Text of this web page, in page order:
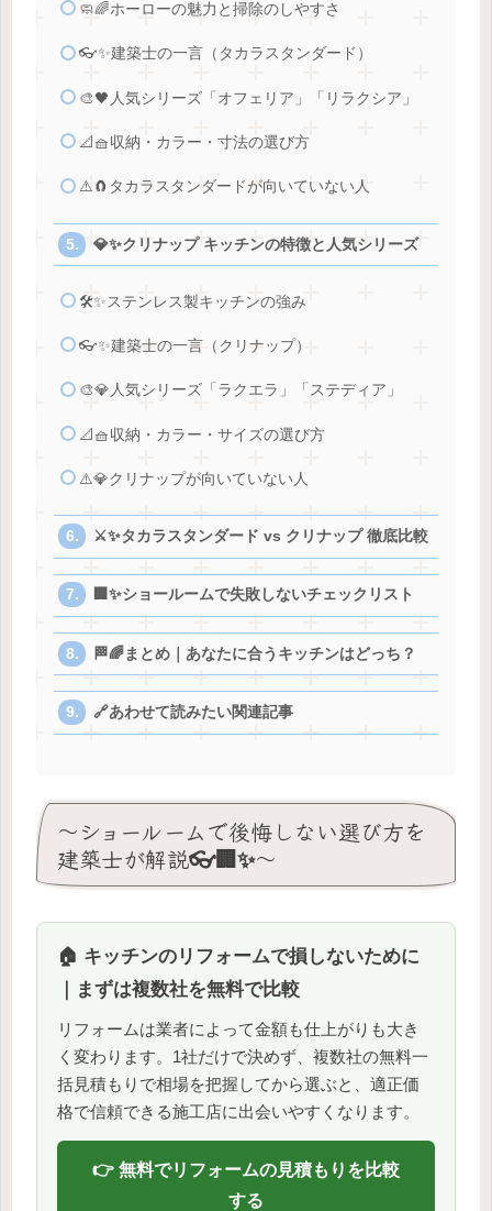
🧼🌈ホーローの魅力と掃除のしやすさ
👓✨建築士の一言（タカラスタンダード）
🎨🖤人気シリーズ「オフェリア」「リラクシア」
📐🧺収納・カラー・寸法の選び方
⚠️🧲タカラスタンダードが向いていない人
💎✨クリナップ キッチンの特徴と人気シリーズ
🛠️✨ステンレス製キッチンの強み
👓✨建築士の一言（クリナップ）
🎨💎人気シリーズ「ラクエラ」「ステディア」
📐🧺収納・カラー・サイズの選び方
⚠️💎クリナップが向いていない人
⚔️✨タカラスタンダード vs クリナップ 徹底比較
🏢✨ショールームで失敗しないチェックリスト
🏁🌈まとめ｜あなたに合うキッチンはどっち？
🔗あわせて読みたい関連記事
〜ショールームで後悔しない選び方を
建築士が解説👓🏢✨〜
🏠 キッチンのリフォームで損しないために
｜まずは複数社を無料で比較
リフォームは業者によって金額も仕上がりも大き
く変わります。1社だけで決めず、複数社の無料一
括見積もりで相場を把握してから選ぶと、適正価
格で信頼できる施工店に出会いやすくなります。
👉 無料でリフォームの見積もりを比較
する